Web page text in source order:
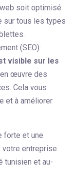
soit optimisé
sur tous les types
(SEO):
visible sur les
œuvre des
Cela vous
et à améliorer
forte et une
entreprise
tunisien et au-